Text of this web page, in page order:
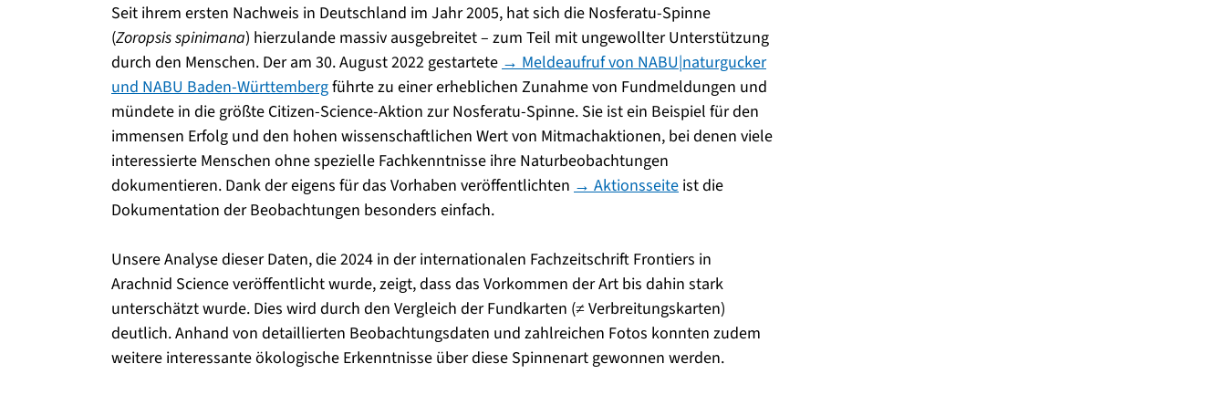
Seit ihrem ersten Nachweis in Deutschland im Jahr 2005, hat sich die Nosferatu-Spinne
(Zoropsis spinimana) hierzulande massiv ausgebreitet – zum Teil mit ungewollter Unterstützung
durch den Menschen. Der am 30. August 2022 gestartete → Meldeaufruf von NABU|naturgucker
und NABU Baden-Württembergführte zu einer erheblichen Zunahme von Fundmeldungen und
mündete in die größte Citizen-Science-Aktion zur Nosferatu-Spinne. Sie ist ein Beispiel für den
immensen Erfolg und den hohen wissenschaftlichen Wert von Mitmachaktionen, bei denen viele
interessierte Menschen ohne spezielle Fachkenntnisse ihre Naturbeobachtungen
dokumentieren. Dank der eigens für das Vorhaben veröffentlichten → Aktionsseite ist die
Dokumentation der Beobachtungen besonders einfach.
Unsere Analyse dieser Daten, die 2024 in der internationalen Fachzeitschrift Frontiers in
Arachnid Science veröffentlicht wurde, zeigt, dass das Vorkommen der Art bis dahin stark
unterschätzt wurde. Dies wird durch den Vergleich der Fundkarten (≠ Verbreitungskarten)
deutlich. Anhand von detaillierten Beobachtungsdaten und zahlreichen Fotos konnten zudem
weitere interessante ökologische Erkenntnisse über diese Spinnenart gewonnen werden.